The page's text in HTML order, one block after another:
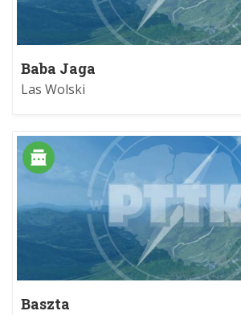
Baba Jaga
Las Wolski
Baszta